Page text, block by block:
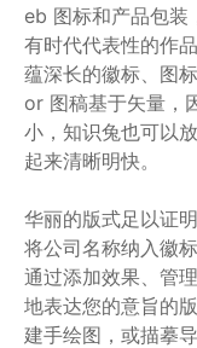
eb 图标和产品包装
有时代代表性的作
蕴深长的徽标、图
or 图稿基于矢量，
小，知识兔也可以
起来清晰明快。
华丽的版式足以证
将公司名称纳入徽
通过添加效果、管
地表达您的意旨的
建手绘图，或描摹